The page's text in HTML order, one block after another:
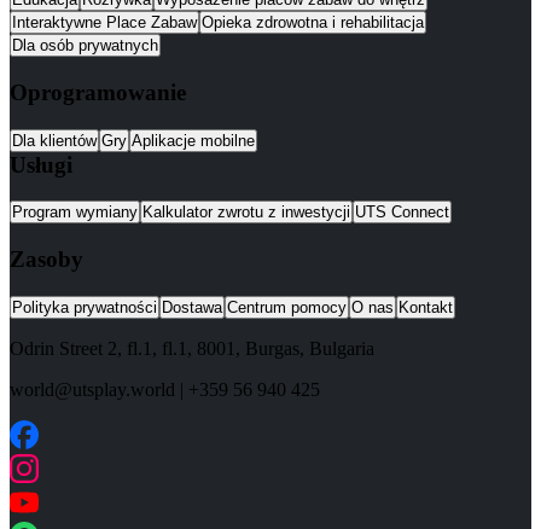
Interaktywne Place Zabaw Opieka zdrowotna i rehabilitacja
Dla osób prywatnych
Oprogramowanie
Dla klientów Gry Aplikacje mobilne
Usługi
Program wymiany Kalkulator zwrotu z inwestycji UTS Connect
Zasoby
Polityka prywatności Dostawa Centrum pomocy O nas Kontakt
Odrin Street 2, fl.1 , fl.1, 8001 , Burgas, Bulgaria
world@utsplay.world | +359 56 940 425